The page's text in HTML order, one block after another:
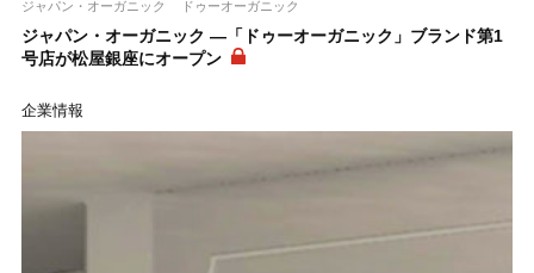
ジャパン・オーガニック ドゥーオーガニック
ジャパン・オーガニック ―「ドゥーオーガニック」ブランド第1
号店が松屋銀座にオープン
企業情報